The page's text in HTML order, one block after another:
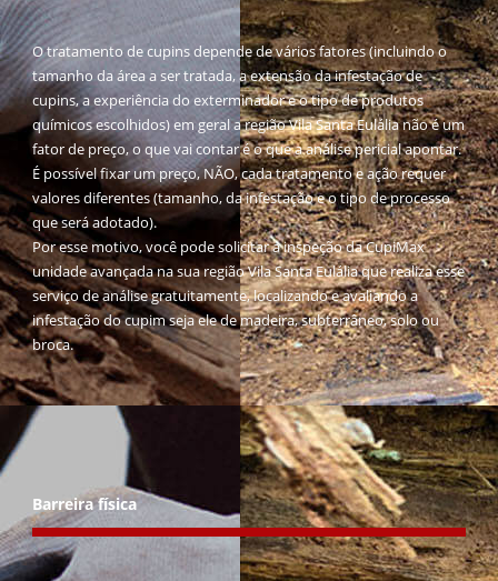
O tratamento de cupins depende de vários fatores (incluindo o
tamanho da área a ser tratada, a extensão da infestação de
cupins, a experiência do exterminador e o tipo de produtos
químicos escolhidos) em geral a região Vila Santa Eulália não é um
fator de preço, o que vai contar é o que a análise pericial apontar.
É possível fixar um preço, NÃO, cada tratamento e ação requer
valores diferentes (tamanho, da infestação e o tipo de processo
que será adotado).
Por esse motivo, você pode solicitar a inspeção da CupiMax
unidade avançada na sua região Vila Santa Eulália que realiza esse
serviço de análise gratuitamente, localizando e avaliando a
infestação do cupim seja ele de madeira, subterrâneo, solo ou
broca.
Barreira física